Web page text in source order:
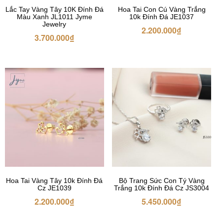
Lắc Tay Vàng Tây 10K Đính Đá
Màu Xanh JL1011 Jyme
Jewelry
3.700.000₫
Hoa Tai Con Cú Vàng Trắng
10k Đính Đá JE1037
2.200.000₫
Hoa Tai Vàng Tây 10k Đính Đá
Cz JE1039
2.200.000₫
Bộ Trang Sức Con Tý Vàng
Trắng 10k Đính Đá Cz JS3004
5.450.000₫